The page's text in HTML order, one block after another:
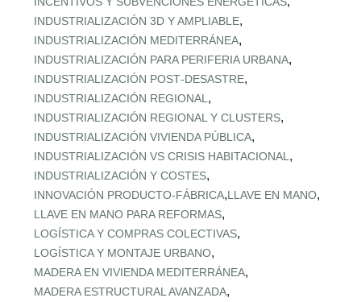
INDUSTRIALIZACIÓN 3D Y AMPLIABLE,
INDUSTRIALIZACIÓN MEDITERRÁNEA,
INDUSTRIALIZACIÓN PARA PERIFERIA URBANA,
INDUSTRIALIZACIÓN POST‑DESASTRE,
INDUSTRIALIZACIÓN REGIONAL ,
INDUSTRIALIZACIÓN REGIONAL Y CLUSTERS,
INDUSTRIALIZACIÓN VIVIENDA PÚBLICA,
INDUSTRIALIZACIÓN VS CRISIS HABITACIONAL ,
INDUSTRIALIZACIÓN Y COSTES,
INNOVACIÓN PRODUCTO-FÁBRICA,LLAVE EN MANO,
LLAVE EN MANO PARA REFORMAS,
LOGÍSTICA Y COMPRAS COLECTIVAS,
LOGÍSTICA Y MONTAJE URBANO,
MADERA EN VIVIENDA MEDITERRÁNEA,
MADERA ESTRUCTURAL AVANZADA,